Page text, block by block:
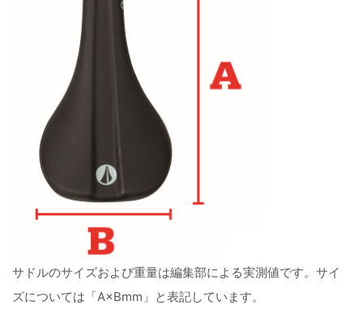
サドルのサイズおよび重量は編集部による実測値です。サイ
ズについては「A×Bmm」と表記しています。